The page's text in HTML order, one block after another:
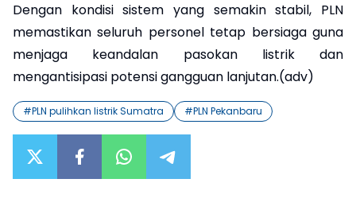
Dengan kondisi sistem yang semakin stabil, PLN
memastikan seluruh personel tetap bersiaga guna
menjaga keandalan pasokan listrik dan
mengantisipasi potensi gangguan lanjutan.(adv)
#PLN pulihkan listrik Sumatra #PLN Pekanbaru